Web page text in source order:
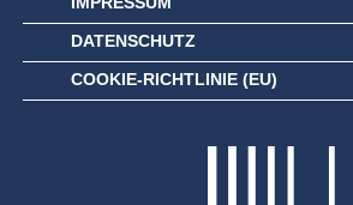
DATENSCHUTZ
COOKIE-RICHTLINIE (EU)